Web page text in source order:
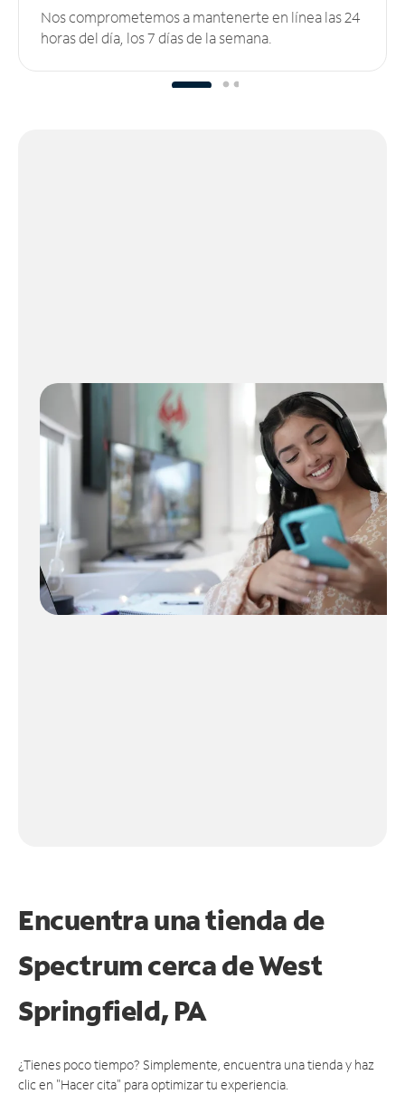
Nos comprometemos a mantenerte en línea las 24
horas del día, los 7 días de la semana.
Encuentra una tienda de
Spectrumcerca de West
Springfield, PA
¿Tienes poco tiempo? Simplemente, encuentra una tienda y haz
clic en "Hacer cita" para optimizar tu experiencia.